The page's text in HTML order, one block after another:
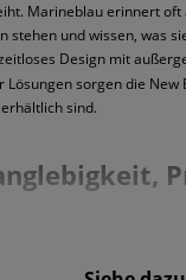
Marineblau erinnert
und wissen, was
Design mit
sorgen die
sind.
Ästhetik Hand